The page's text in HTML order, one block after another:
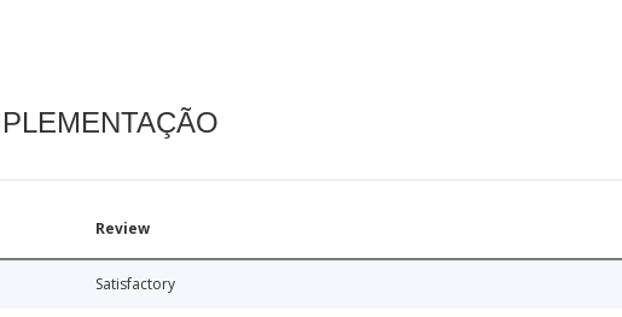
Review
Satisfactory